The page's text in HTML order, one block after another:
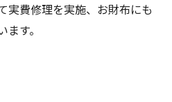
実費修理を実施、お財布にも
す。